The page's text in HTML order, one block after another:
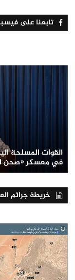
تابعنا على
القوات المسلحة
في معسكر «صحن
خريطة جرائم